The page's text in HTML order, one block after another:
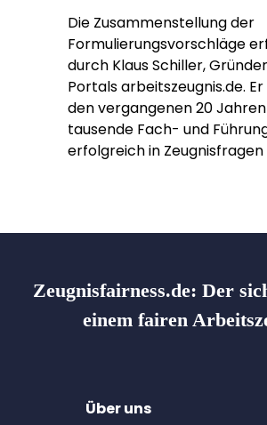
Die Zusammenstellung der
Formulierungsvorschläge
durch Klaus Schiller,
Portals arbeitszeugnis.de.
den vergangenen 20 Jahren
tausende Fach- und
erfolgreich in
Zeugnisfairness.de: Der
einem fairen
Über uns